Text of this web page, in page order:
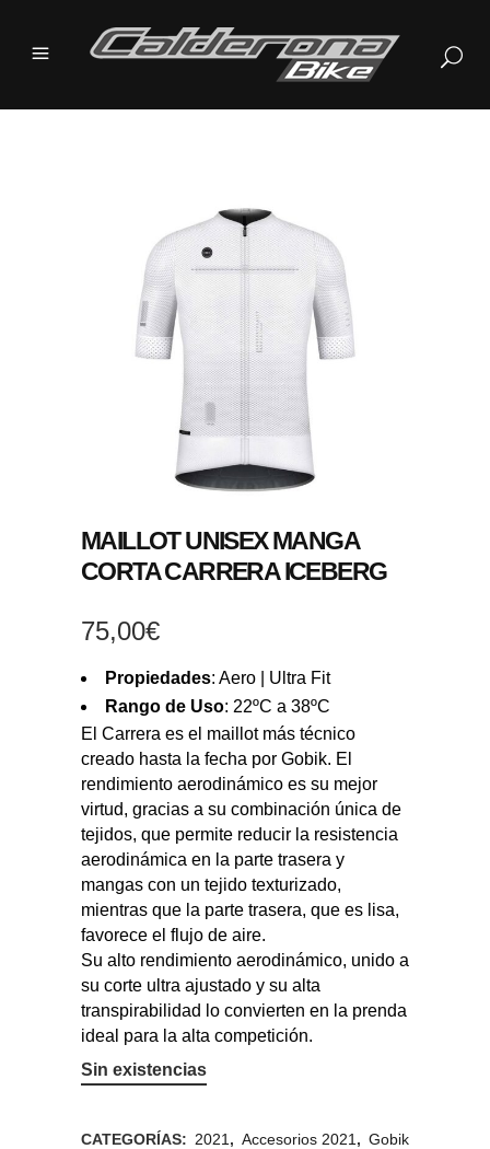
MAILLOT UNISEX MANGA
CORTA CARRERA ICEBERG
75,00€
Propiedades: Aero | Ultra Fit
Rango de Uso: 22ºC a 38ºC
El Carrera es el maillot más técnico
creado hasta la fecha por Gobik. El
rendimiento aerodinámico es su mejor
virtud, gracias a su combinación única de
tejidos, que permite reducir la resistencia
aerodinámica en la parte trasera y
mangas con un tejido texturizado,
mientras que la parte trasera, que es lisa,
favorece el flujo de aire.
Su alto rendimiento aerodinámico, unido a
su corte ultra ajustado y su alta
transpirabilidad lo convierten en la prenda
ideal para la alta competición.
Sin existencias
CATEGORÍAS: 2021 , Accesorios 2021 , Gobik